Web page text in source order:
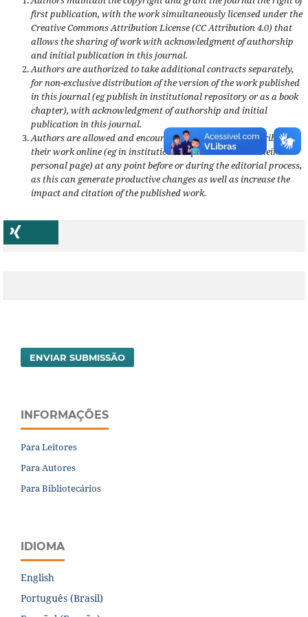
first publication, with the work simultaneously licensed under the
Creative Commons Attribution License (CC Attribution 4.0) that
allows the sharing of work with acknowledgment of authorship
and initial publication in this journal.
Authors are authorized to take additional contracts separately,
for non-exclusive distribution of the version of the work published
in this journal (eg publish in institutional repository or as a book
chapter), with acknowledgment of authorship and initial
publication in this journal.
Authors are allowed and encouraged to publish and distribute
their work online (eg in institutional repositories or on their
personal page) at any point before or during the editorial process,
as this can generate productive changes as well as increase the
impact and citation of the published work.
ENVIAR SUBMISSÃO
INFORMAÇÕES
Para Leitores
Para Autores
Para Bibliotecários
IDIOMA
English
Português (Brasil)